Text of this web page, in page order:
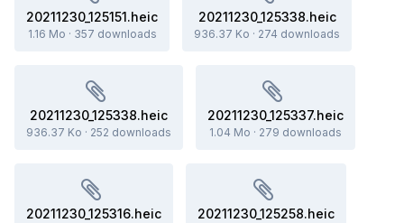
20211230_125151.heic
1.16 Mo · 357 downloads
20211230_125338.heic
936.37 Ko · 274 downloads
20211230_125338.heic
936.37 Ko · 252 downloads
20211230_125337.heic
1.04 Mo · 279 downloads
20211230_125316.heic 20211230_125258.heic